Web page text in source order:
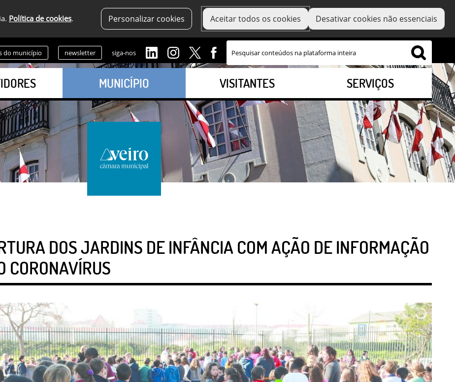
Política de cookies. Personalizar cookies Aceitar todos os cookies Desativar cookies não essenciais
do município newsletter siga-nos
MUNICÍPIO VISITANTES SERVIÇOS
DOS JARDINS DE INFÂNCIA COM AÇÃO DE INFORMAÇÃO
CORONAVÍRUS